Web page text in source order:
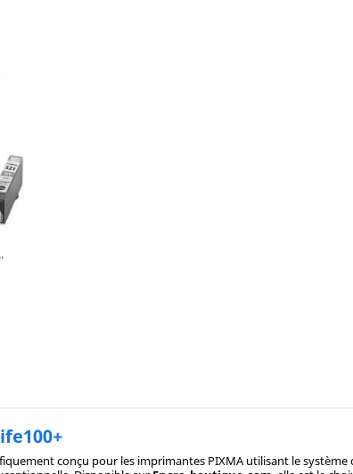
conçu pour les imprimantes PIXMA utilisant le système